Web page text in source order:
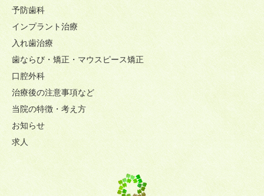
予防歯科
インプラント治療
入れ歯治療
歯ならび・矯正・マウスピース矯正
口腔外科
治療後の注意事項など
当院の特徴・考え方
お知らせ
求人